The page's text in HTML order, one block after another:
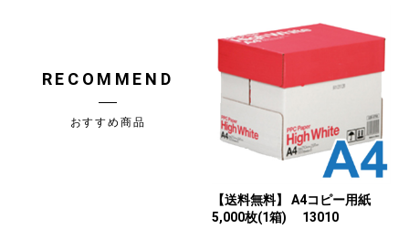
RECOMMEND
おすすめ商品
【送料無料】 A4コピー用紙
5,000枚(1箱) 13010